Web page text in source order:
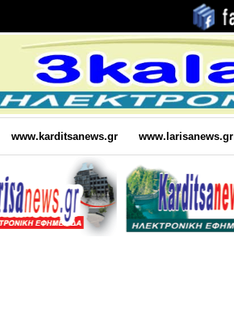
www.karditsanews.gr www.larisanews.gr